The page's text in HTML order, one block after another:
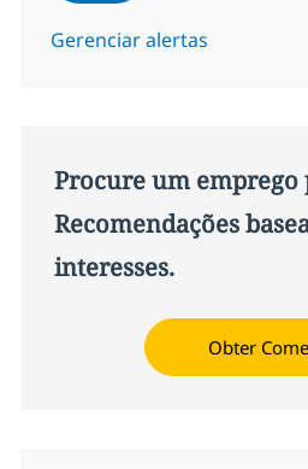
Gerenciar alertas
Procure um emprego
Recomendações
interesses.
Obter